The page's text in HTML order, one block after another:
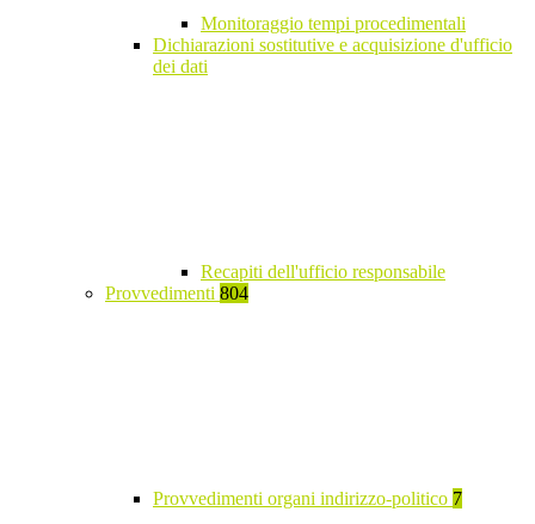
Monitoraggio tempi procedimentali
Dichiarazioni sostitutive e acquisizione d'ufficio
dei dati
Recapiti dell'ufficio responsabile
Provvedimenti 804
Provvedimenti organi indirizzo-politico 7